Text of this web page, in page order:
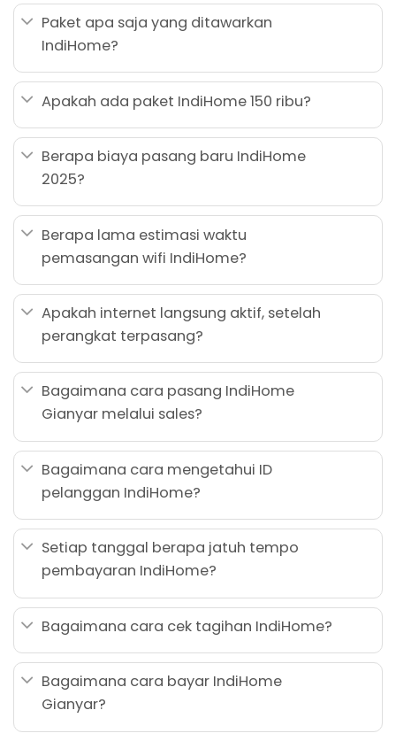
Paket apa saja yang ditawarkan
IndiHome?
Apakah ada paket IndiHome 150 ribu?
Berapa biaya pasang baru IndiHome
2025?
Berapa lama estimasi waktu
pemasangan wifi IndiHome?
Apakah internet langsung aktif, setelah
perangkat terpasang?
Bagaimana cara pasang IndiHome
Gianyar melalui sales?
Bagaimana cara mengetahui ID
pelanggan IndiHome?
Setiap tanggal berapa jatuh tempo
pembayaran IndiHome?
Bagaimana cara cek tagihan IndiHome?
Bagaimana cara bayar IndiHome
Gianyar?